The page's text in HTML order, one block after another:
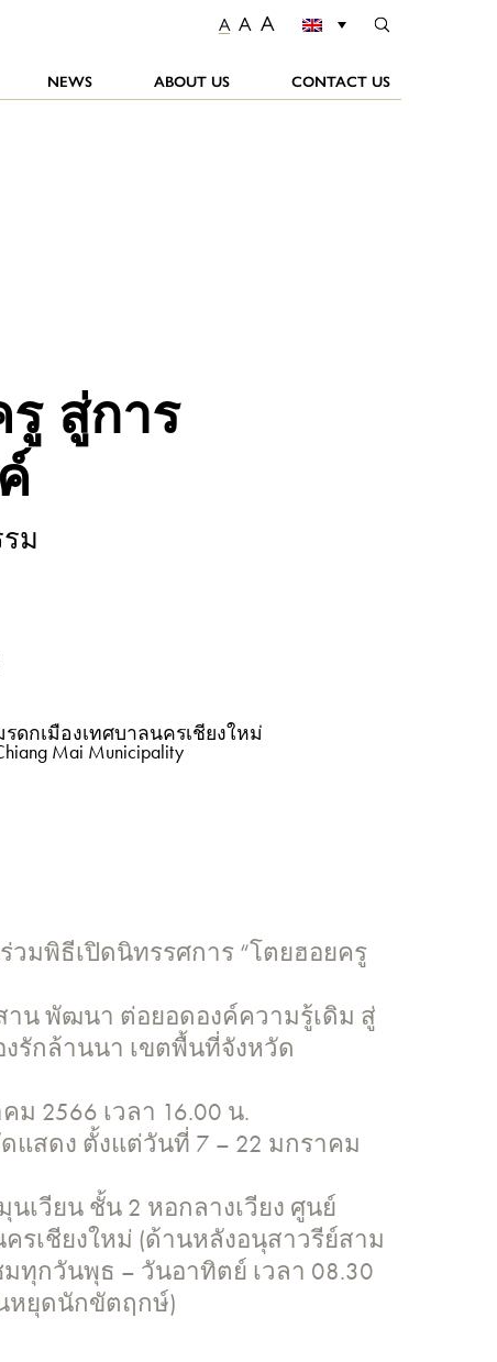
A A A
CONTACT US
ABOUT US
NEWS
สู่การ
ม
ดกเมืองเทศบาลนครเชียงใหม่
Mai Municipality
มพิธีเปิดนิทรรศการ “โตยฮอยครู
าน พัฒนา ต่อยอดองค์ความรู้เดิม สู่
รักล้านนา เขตพื้นที่จังหวัด
ม 2566 เวลา 16.00 น.
แสดง ตั้งแต่วันที่ 7 – 22 มกราคม
เวียน ชั้น 2 หอกลางเวียง ศูนย์
รเชียงใหม่ (ด้านหลังอนุสาวรีย์สาม
ทุกวันพุธ – วันอาทิตย์ เวลา 08.30
หยุดนักขัตฤกษ์)